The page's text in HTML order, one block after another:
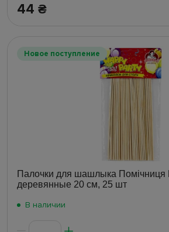
44 ₴
Новое поступление
Палочки для шашлыка Помічниця
деревянные 20 см, 25 шт
В наличии